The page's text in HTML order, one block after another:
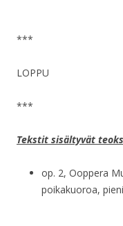
***
LOPPU
***
Tekstit sisältyvät
op. 2, Ooppera
poikakuoroa,